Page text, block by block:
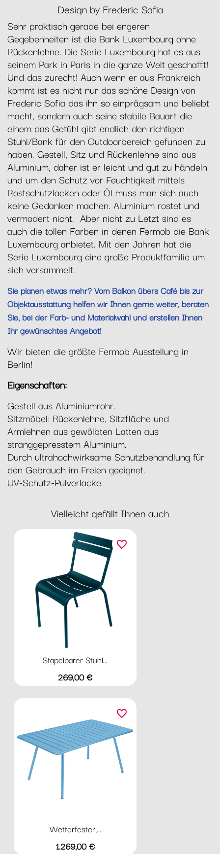
Design by Frederic Sofia
Sehr praktisch gerade bei engeren
Gegebenheiten ist die Bank Luxembourg ohne
Rückenlehne. Die Serie Luxembourg hat es aus
seinem Park in Paris in die ganze Welt geschafft!
Und das zurecht! Auch wenn er aus Frankreich
kommt ist es nicht nur das schöne Design von
Frederic Sofia das ihn so einprägsam und beliebt
macht, sondern auch seine stabile Bauart die
einem das Gefühl gibt endlich den richtigen
Stuhl/Bank für den Outdoorbereich gefunden zu
haben. Gestell, Sitz und Rückenlehne sind aus
Aluminium, daher ist er leicht und gut zu händeln
und um den Schutz vor Feuchtigkeit mittels
Rostschutzlacken oder Öl muss man sich auch
keine Gedanken machen. Aluminium rostet und
vermodert nicht. Aber nicht zu Letzt sind es
auch die tollen Farben in denen Fermob die Bank
Luxembourg anbietet. Mit den Jahren hat die
Serie Luxembourg eine große Produktfamilie um
sich versammelt.
Sie planen etwas mehr? Vom Balkon übers Café bis zur
Objektausstattung helfen wir Ihnen gerne weiter, beraten
Sie, bei der Farb- und Materialwahl und erstellen Ihnen
Ihr gewünschtes Angebot!
Wir bieten die größte Fermob Ausstellung in
Berlin!
Eigenschaften:
Gestell aus Aluminiumrohr.
Sitzmöbel: Rückenlehne, Sitzfläche und
Armlehnen aus gewölbten Latten aus
stranggepresstem Aluminium.
Durch ultrahochwirksame Schutzbehandlung für
den Gebrauch im Freien geeignet.
UV-Schutz-Pulverlacke.
Vielleicht gefällt Ihnen auch
Stapelbarer Stuhl...
Preis
269,00 €
favorite_border
Wetterfester,...
Preis
1.269,00 €
favorite_border